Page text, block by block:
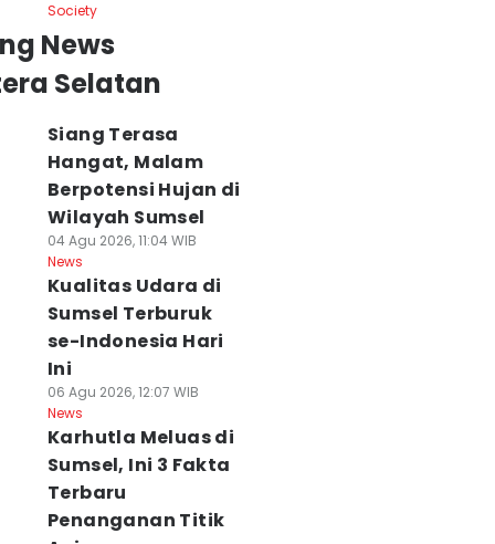
Society
News
Selatan
Siang Terasa
Hangat, Malam
Berpotensi Hujan di
Wilayah Sumsel
04 Agu 2026, 11:04 WIB
News
Kualitas Udara di
Sumsel Terburuk
se-Indonesia Hari
Ini
06 Agu 2026, 12:07 WIB
News
Karhutla Meluas di
Sumsel, Ini 3 Fakta
Terbaru
Penanganan Titik